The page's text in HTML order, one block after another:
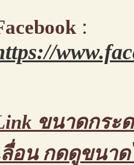
:
ขนาดกระ
ลื่อน กดดูขนาด